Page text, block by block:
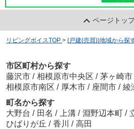
ページトッ
リビングボイスTOP > (戸建(売買))地域から探
市区町村から探す
藤沢市 / 相模原市中央区 / 茅ヶ崎市
相模原市南区 / 厚木市 / 座間市 / 綾
町名から探す
大野台 / 田名 / 上溝 / 淵野辺本町 /
ひばりが丘 / 香川 / 高田